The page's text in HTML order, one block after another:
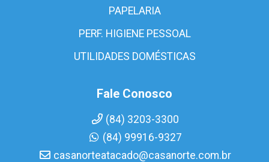
PAPELARIA
PERF. HIGIENE PESSOAL
UTILIDADES DOMÉSTICAS
Fale Conosco
(84) 3203-3300
(84) 99916-9327
casanorteatacado@casanorte.com.br